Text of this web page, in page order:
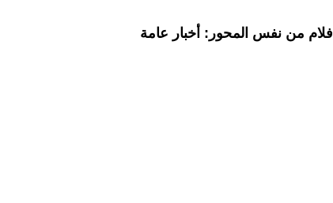
افلام من نفس المحور: أخبار عامة